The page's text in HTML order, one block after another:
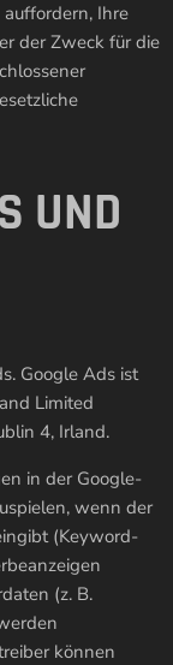
Ihre
der Zweck für die
UND
Google Ads ist
Limited
4, Irland.
in der Google-
wenn der
(Keyword-
(z. B.
können